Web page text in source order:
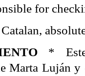
for
Catalan,
*
Marta Luján